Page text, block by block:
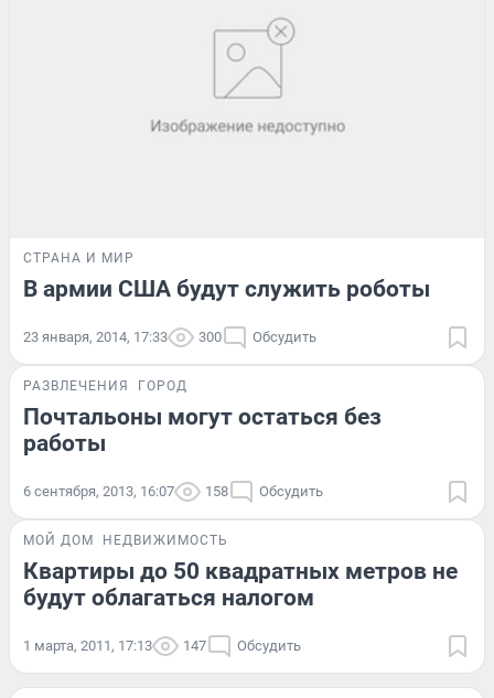
СТРАНА И МИР
В армии США будут служить роботы
23 января, 2014, 17:33 300 Обсудить
РАЗВЛЕЧЕНИЯ ГОРОД
Почтальоны могут остаться без
работы
6 сентября, 2013, 16:07 158 Обсудить
МОЙ ДОМ НЕДВИЖИМОСТЬ
Квартиры до 50 квадратных метров не
будут облагаться налогом
1 марта, 2011, 17:13 147 Обсудить